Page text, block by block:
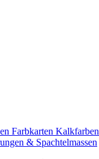
Farbkarten Kalkfarben
& Spachtelmassen